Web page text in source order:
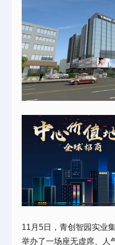
11月5日，青创智园实业
举办了一场座无虚席、人